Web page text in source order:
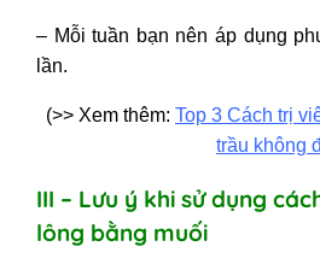
– Mỗi tuần bạn nên áp dụng
lần.
(>> Xem thêm: Top 3 Cách trị
trầu không
III – Lưu ý khi sử dụng
lông bằng muối